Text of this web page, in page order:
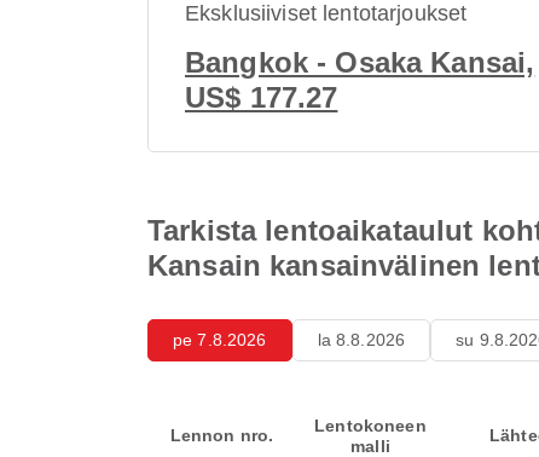
Eksklusiiviset lentotarjoukset
Bangkok - Osaka Kansai,
US$ 177.27
Tarkista lentoaikataulut
Kansain kansainvälinen
pe 7.8.2026 la 8.8.2026 su
Lennon nro.
Lentokoneen
malli